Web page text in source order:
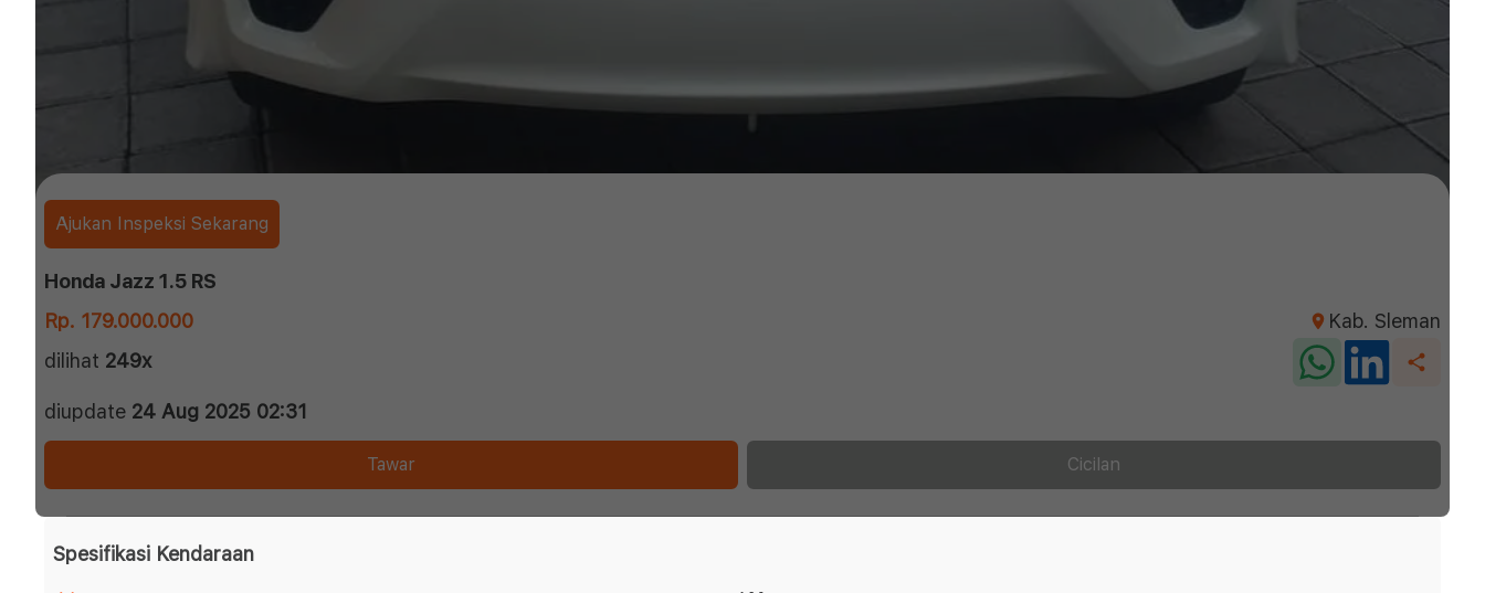
Ajukan Inspeksi Sekarang
Honda Jazz 1.5 RS
Rp. 179.000.000
Kab. Sleman
dilihat 249x
diupdate 24 Aug 2025 02:31
Tawar Cicilan
Spesifikasi Kendaraan